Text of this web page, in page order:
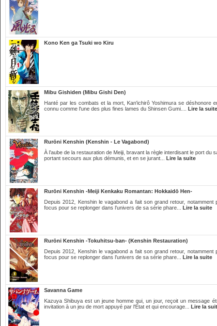
Kono Ken ga Tsuki wo Kiru
Mibu Gishiden (Mibu Gishi Den)
Hanté par les combats et la mort, Kan'ichirô Yoshimura se déshonore
connu comme l'une des plus fines lames du Shinsen Gumi.... Lire la suite
Rurōni Kenshin (Kenshin - Le Vagabond)
À l’aube de la restauration de Meiji, bravant la règle interdisant le port
portant secours aux plus démunis, et en se jurant... Lire la suite
Rurōni Kenshin -Meiji Kenkaku Romantan: Hokkaidō Hen-
Depuis 2012, Kenshin le vagabond a fait son grand retour,
focus pour se replonger dans l’univers de sa série phare... Lire la suite
Rurōni Kenshin -Tokuhitsu-ban- (Kenshin Restauration)
Depuis 2012, Kenshin le vagabond a fait son grand retour,
focus pour se replonger dans l’univers de sa série phare... Lire la suite
Savanna Game
Kazuya Shibuya est un jeune homme qui, un jour, reçoit un message
invitation à un jeu de mort appuyé par l'État et qui encourage... Lire la